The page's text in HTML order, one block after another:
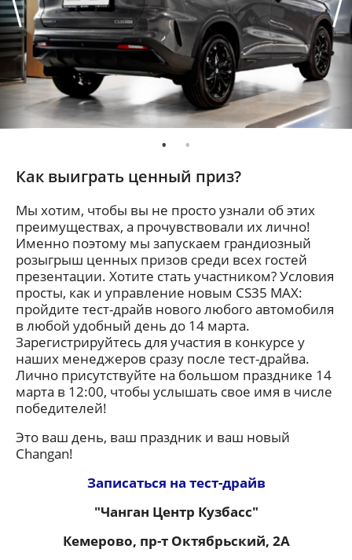
Как выиграть ценный приз?
Мы хотим, чтобы вы не просто узнали об этих
преимуществах, а прочувствовали их лично!
Именно поэтому мы запускаем грандиозный
розыгрыш ценных призов среди всех гостей
презентации. Хотите стать участником? Условия
просты, как и управление новым CS35 MAX:
пройдите тест-драйв нового любого автомобиля
в любой удобный день до 14 марта.
Зарегистрируйтесь для участия в конкурсе у
наших менеджеров сразу после тест-драйва.
Лично присутствуйте на большом празднике 14
марта в 12:00, чтобы услышать свое имя в числе
победителей!
Это ваш день, ваш праздник и ваш новый
Changan!
Записаться на тест-драйв
"Чанган Центр Кузбасс"
Кемерово, пр-т Октябрьский, 2А